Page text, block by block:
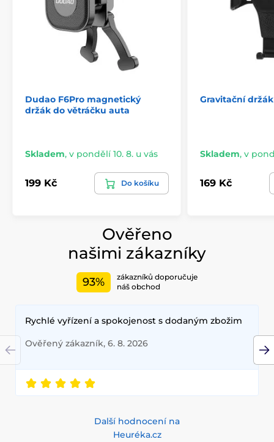
Dudao F6Pro magnetický
držák do větráčku auta
Skladem, v pondělí 10. 8. u vás
199 Kč Do košíku
Gravitační
Skladem, v
169 Kč
Ověřeno
našimi zákazníky
93%
zákazníků doporučuje
náš obchod
Rychlé vyřízení a spokojenost s dodaným zbožim
Ověřený zákazník, 6. 8. 2026
Další hodnocení na
Heuréka.cz